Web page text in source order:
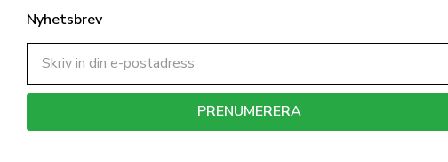
Nyhetsbrev
PRENUMERERA